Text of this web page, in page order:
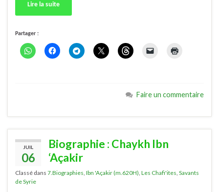
Lire la suite
Partager :
Faire un commentaire
JUIL
06
Biographie : Chaykh Ibn
‘Açakir
Classé dans 7.Biographies, Ibn 'Açakir (m.620H), Les Chafi'ites, Savants
de Syrie